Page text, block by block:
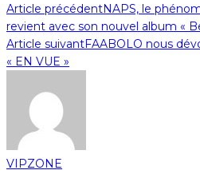
Article précédentNAPS, le
revient avec son nouvel album «
Article suivantFAABOLO nous
« EN VUE »
VIPZONE